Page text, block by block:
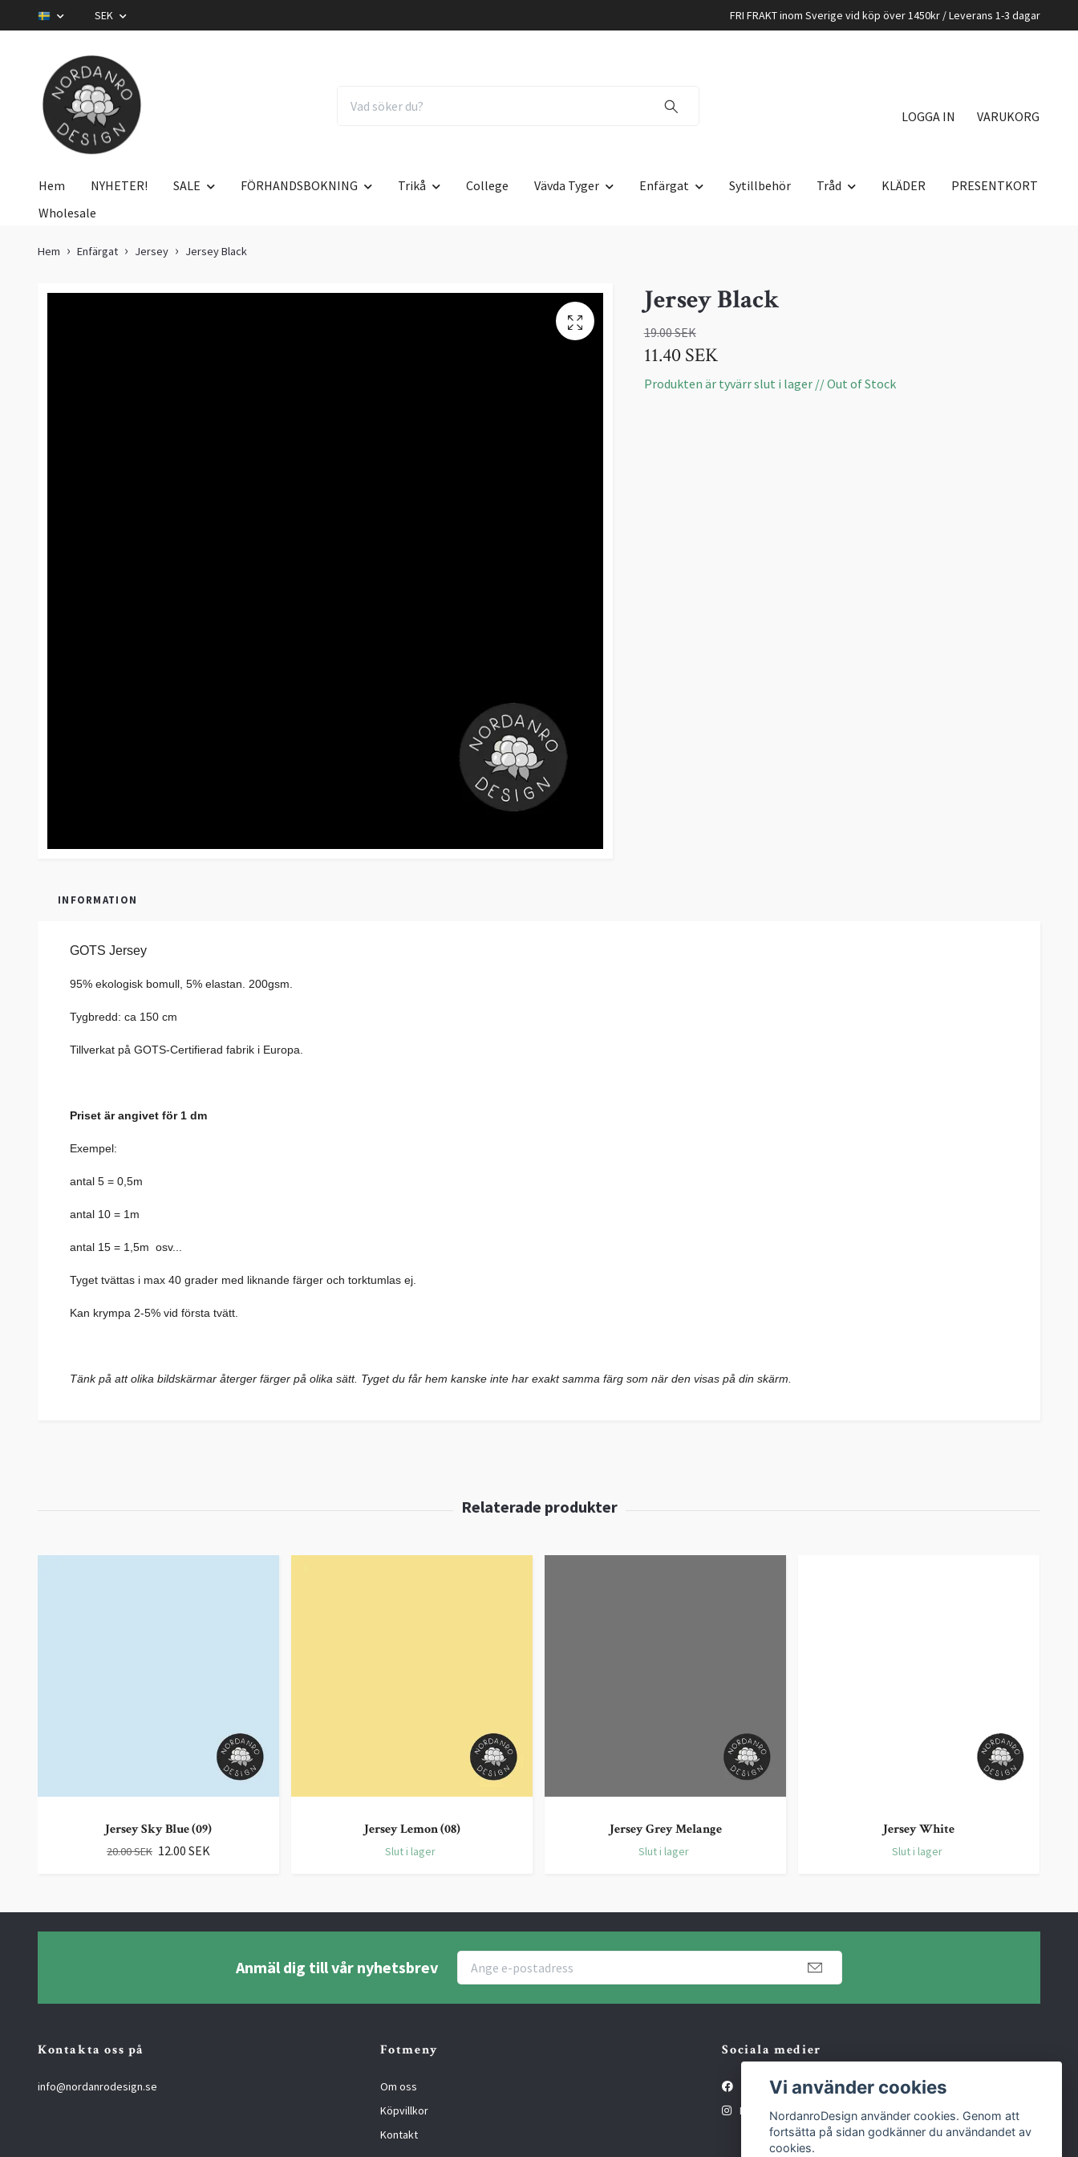
SEK FRI FRAKT inom Sverige vid köp över 1450kr / Leverans 1-3 dagar
LOGGA IN VARUKORG
Hem NYHETER! SALE FÖRHANDSBOKNING Trikå College Vävda Tyger Enfärgat Sytillbehör Tråd KLÄDER
PRESENTKORT
Wholesale
Hem Enfärgat Jersey Jersey Black
Jersey Black
19.00 SEK
11.40 SEK
Produkten är tyvärr slut i lager // Out of Stock
INFORMATION
GOTS Jersey
95% ekologisk bomull, 5% elastan. 200gsm.
Tygbredd: ca 150 cm
Tillverkat på GOTS-Certifierad fabrik i Europa.
Priset är angivet för 1 dm
Exempel:
antal 5 = 0,5m
antal 10 = 1m
antal 15 = 1,5m osv...
Tyget tvättas i max 40 grader med liknande färger och torktumlas ej.
Kan krympa 2-5% vid första tvätt.
Tänk på att olika bildskärmar återger färger på olika sätt. Tyget du får hem kanske inte har exakt samma färg som när den visas på din skärm.
Jersey Sky Blue (09)
20.00 SEK 12.00 SEK
Jersey Lemon (08)
Slut i lager
Jersey Grey Melange
Slut i lager
Jersey White
Slut i lager
Anmäl dig till vår nyhetsbrev
Kontakta oss på
info@nordanrodesign.se
Fotmeny
Om oss
Köpvillkor
Kontakt
Sociala medier
Facebook
Instagram
Vi använder cookies
NordanroDesign använder cookies. Genom att
fortsätta på sidan godkänner du användandet av
cookies.